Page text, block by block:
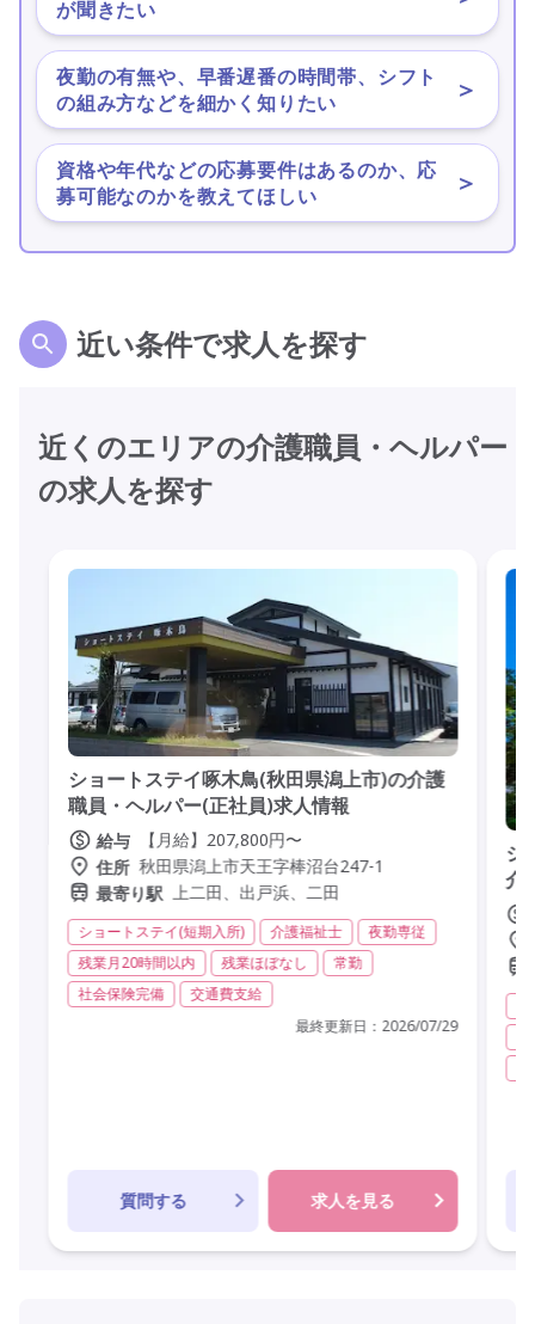
が聞きたい
夜勤の有無や、早番遅番の時間帯、シフト
の組み方などを細かく知りたい
＞
資格や年代などの応募要件はあるのか、応
募可能なのかを教えてほしい
＞
近い条件で求人を探す
近くのエリアの介護職員・ヘルパー
の求人を探す
ショートステイ啄木鳥(秋田県潟上市)の介護
職員・ヘルパー(正社員)求人情報
給与
【月給】207,800円〜
住所 秋田県潟上市天王字棒沼台247-1
最寄り駅 上二田、出戸浜、二田
ショートステイ(短期入所) 介護福祉士
夜勤専従
残業月20時間以内
残業ほぼなし
常勤
社会保険完備
交通費支給
最終更新日： 2026/07/29
質問する 求人を見る
シ
介